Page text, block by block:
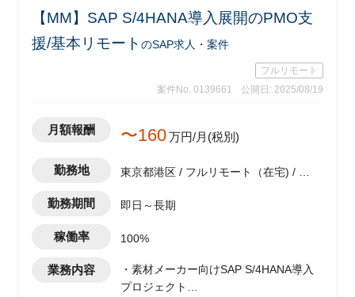
-システム導入展開計画の策定、実行
スケジュールの作成
【MM】SAP S/4HANA導入展開のPMO支
援/基本リモート のSAP求人・案件
フルリモート
案件No. 0139661
公開日: 2025/08/19
月額報酬 〜160万円/月(税別)
勤務地
東京都港区 / フルリモート（在宅) / 六
勤務期間 即日～長期
稼働率 100%
業務内容
・素材メーカー向けSAP S/4HANA導入
プロジェクト